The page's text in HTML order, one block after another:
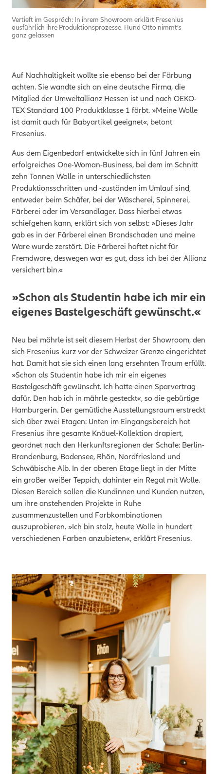
Vertieft im Gespräch: In ihrem Showroom erklärt Fresenius
ausführlich ihre Produktionsprozesse. Hund Otto nimmt’s
ganz gelassen
Auf Nachhaltigkeit wollte sie ebenso bei der Färbung
achten. Sie wandte sich an eine deutsche Firma, die
Mitglied der Umweltallianz Hessen ist und nach OEKO-
TEX Standard 100 Produktklasse 1 färbt. »Meine Wolle
ist damit auch für Babyartikel geeignet«, betont
Fresenius.
Aus dem Eigenbedarf entwickelte sich in fünf Jahren ein
erfolgreiches One-Woman-Business, bei dem im Schnitt
zehn Tonnen Wolle in unterschiedlichsten
Produktionsschritten und -zuständen im Umlauf sind,
entweder beim Schäfer, bei der Wäscherei, Spinnerei,
Färberei oder im Versandlager. Dass hierbei etwas
schiefgehen kann, erklärt sich von selbst: »Dieses Jahr
gab es in der Färberei einen Brandschaden und meine
Ware wurde zerstört. Die Färberei haftet nicht für
Fremdware, deswegen war es gut, dass ich bei der Allianz
versichert bin.«
»Schon als Studentin habe ich mir ein
eigenes Bastelgeschäft gewünscht.«
Neu bei mährle ist seit diesem Herbst der Showroom, den
sich Fresenius kurz vor der Schweizer Grenze eingerichtet
hat. Damit hat sie sich einen lang ersehnten Traum erfüllt.
»Schon als Studentin habe ich mir ein eigenes
Bastelgeschäft gewünscht. Ich hatte einen Sparvertrag
dafür. Den hab ich in mährle gesteckt«, so die gebürtige
Hamburgerin. Der gemütliche Ausstellungsraum erstreckt
sich über zwei Etagen: Unten im Eingangsbereich hat
Fresenius ihre gesamte Knäuel-Kollektion drapiert,
geordnet nach den Herkunftsregionen der Schafe: Berlin-
Brandenburg, Bodensee, Rhön, Nordfriesland und
Schwäbische Alb. In der oberen Etage liegt in der Mitte
ein großer weißer Teppich, dahinter ein Regal mit Wolle.
Diesen Bereich sollen die Kundinnen und Kunden nutzen,
um ihre anstehenden Projekte in Ruhe
zusammenzustellen und Farbkombinationen
auszuprobieren. »Ich bin stolz, heute Wolle in hundert
verschiedenen Farben anzubieten«, erklärt Fresenius.